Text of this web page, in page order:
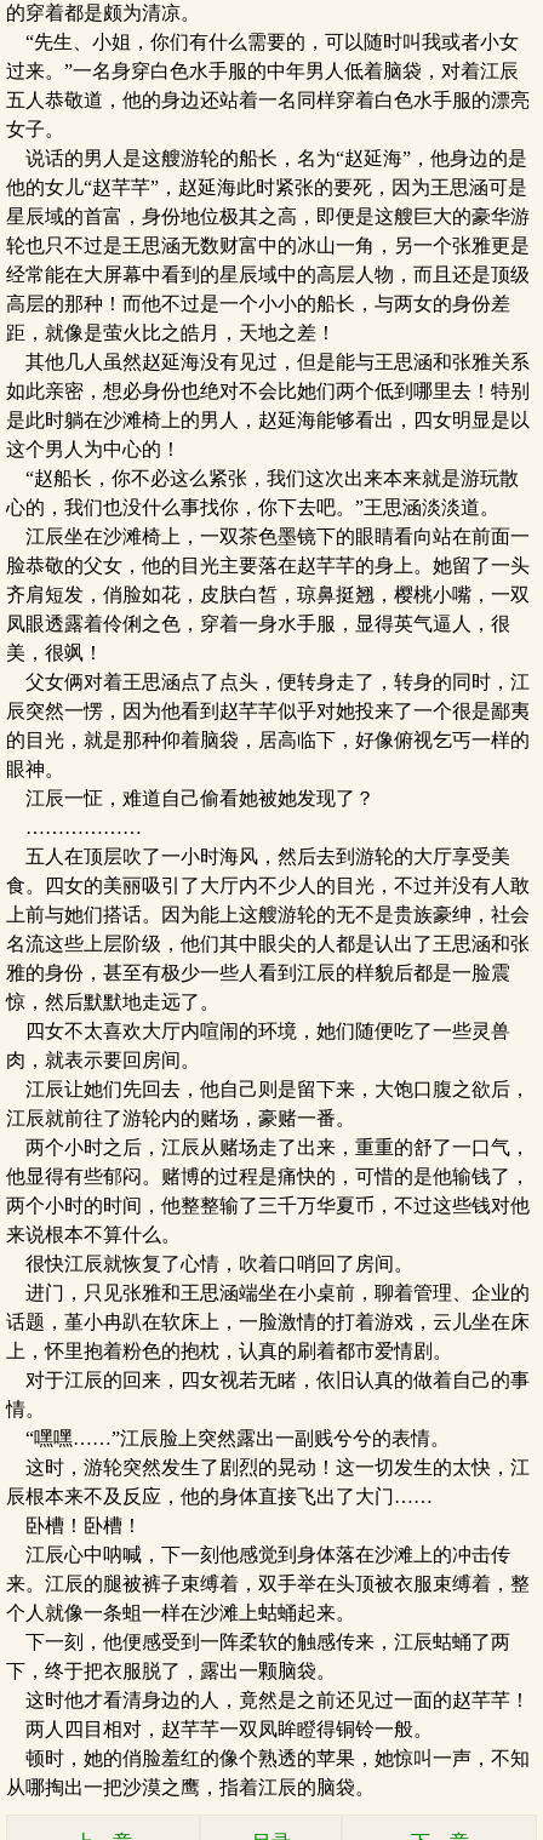
的穿着都是颇为清凉。
“先生、小姐，你们有什么需要的，可以随时叫我或者小女
过来。”一名身穿白色水手服的中年男人低着脑袋，对着江辰
五人恭敬道，他的身边还站着一名同样穿着白色水手服的漂亮
女子。
说话的男人是这艘游轮的船长，名为“赵延海”，他身边的是
他的女儿“赵芊芊”，赵延海此时紧张的要死，因为王思涵可是
星辰域的首富，身份地位极其之高，即便是这艘巨大的豪华游
轮也只不过是王思涵无数财富中的冰山一角，另一个张雅更是
经常能在大屏幕中看到的星辰域中的高层人物，而且还是顶级
高层的那种！而他不过是一个小小的船长，与两女的身份差
距，就像是萤火比之皓月，天地之差！
其他几人虽然赵延海没有见过，但是能与王思涵和张雅关系
如此亲密，想必身份也绝对不会比她们两个低到哪里去！特别
是此时躺在沙滩椅上的男人，赵延海能够看出，四女明显是以
这个男人为中心的！
“赵船长，你不必这么紧张，我们这次出来本来就是游玩散
心的，我们也没什么事找你，你下去吧。”王思涵淡淡道。
江辰坐在沙滩椅上，一双茶色墨镜下的眼睛看向站在前面一
脸恭敬的父女，他的目光主要落在赵芊芊的身上。她留了一头
齐肩短发，俏脸如花，皮肤白皙，琼鼻挺翘，樱桃小嘴，一双
凤眼透露着伶俐之色，穿着一身水手服，显得英气逼人，很
美，很飒！
父女俩对着王思涵点了点头，便转身走了，转身的同时，江
辰突然一愣，因为他看到赵芊芊似乎对她投来了一个很是鄙夷
的目光，就是那种仰着脑袋，居高临下，好像俯视乞丐一样的
眼神。
江辰一怔，难道自己偷看她被她发现了？
………………
五人在顶层吹了一小时海风，然后去到游轮的大厅享受美
食。四女的美丽吸引了大厅内不少人的目光，不过并没有人敢
上前与她们搭话。因为能上这艘游轮的无不是贵族豪绅，社会
名流这些上层阶级，他们其中眼尖的人都是认出了王思涵和张
雅的身份，甚至有极少一些人看到江辰的样貌后都是一脸震
惊，然后默默地走远了。
四女不太喜欢大厅内喧闹的环境，她们随便吃了一些灵兽
肉，就表示要回房间。
江辰让她们先回去，他自己则是留下来，大饱口腹之欲后，
江辰就前往了游轮内的赌场，豪赌一番。
两个小时之后，江辰从赌场走了出来，重重的舒了一口气，
他显得有些郁闷。赌博的过程是痛快的，可惜的是他输钱了，
两个小时的时间，他整整输了三千万华夏币，不过这些钱对他
来说根本不算什么。
很快江辰就恢复了心情，吹着口哨回了房间。
进门，只见张雅和王思涵端坐在小桌前，聊着管理、企业的
话题，堇小冉趴在软床上，一脸激情的打着游戏，云儿坐在床
上，怀里抱着粉色的抱枕，认真的刷着都市爱情剧。
对于江辰的回来，四女视若无睹，依旧认真的做着自己的事
情。
“嘿嘿……”江辰脸上突然露出一副贱兮兮的表情。
这时，游轮突然发生了剧烈的晃动！这一切发生的太快，江
辰根本来不及反应，他的身体直接飞出了大门……
卧槽！卧槽！
江辰心中呐喊，下一刻他感觉到身体落在沙滩上的冲击传
来。江辰的腿被裤子束缚着，双手举在头顶被衣服束缚着，整
个人就像一条蛆一样在沙滩上蛄蛹起来。
下一刻，他便感受到一阵柔软的触感传来，江辰蛄蛹了两
下，终于把衣服脱了，露出一颗脑袋。
这时他才看清身边的人，竟然是之前还见过一面的赵芊芊！
两人四目相对，赵芊芊一双凤眸瞪得铜铃一般。
顿时，她的俏脸羞红的像个熟透的苹果，她惊叫一声，不知
从哪掏出一把沙漠之鹰，指着江辰的脑袋。